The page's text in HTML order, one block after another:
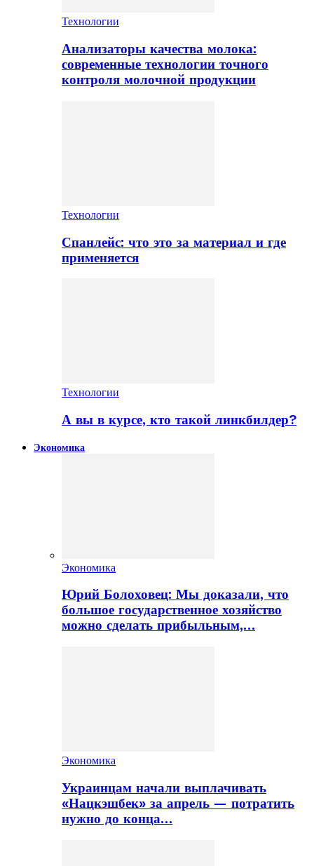
Технологии
Анализаторы качества молока:
современные технологии точного
контроля молочной продукции
Технологии
Спанлейс: что это за материал и где
применяется
Технологии
А вы в курсе, кто такой линкбилдер?
Экономика
Экономика
Юрий Болоховец: Мы доказали, что
большое государственное хозяйство
можно сделать прибыльным,…
Экономика
Украинцам начали выплачивать
«Нацкэшбек» за апрель — потратить
нужно до конца…